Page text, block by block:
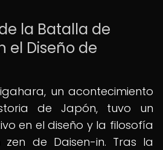
la Batalla de
el Diseño de
un acontecimiento
de Japón, tuvo un
en el diseño y la filosofía
de Daisen-in. Tras la